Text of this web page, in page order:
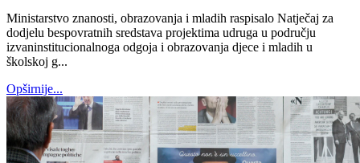
Ministarstvo znanosti, obrazovanja i mladih raspisalo Natječaj za
dodjelu bespovratnih sredstava projektima udruga u području
izvaninstitucionalnoga odgoja i obrazovanja djece i mladih u
školskoj g...
Opširnije...